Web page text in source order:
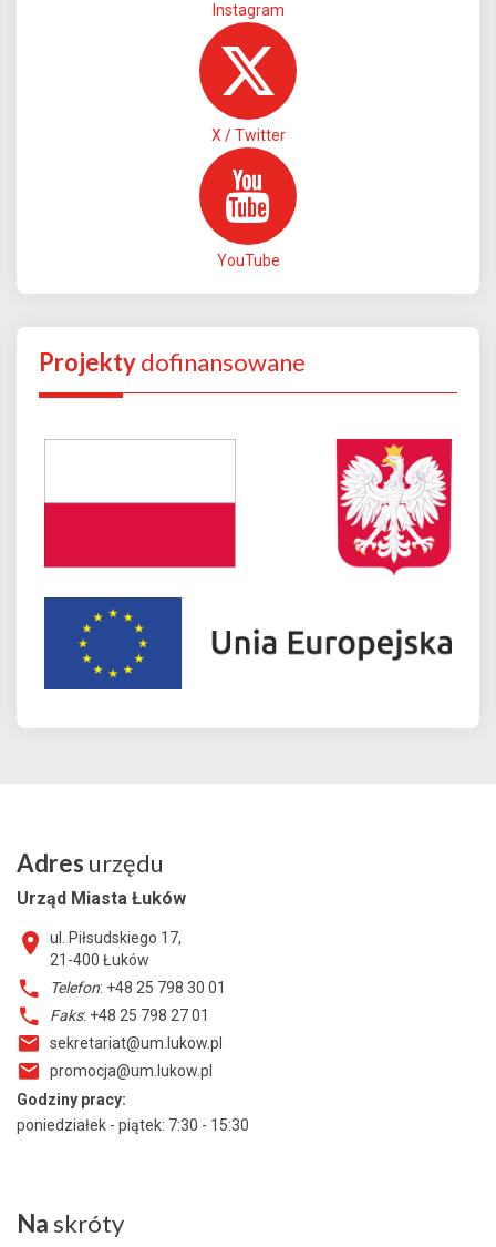
Instagram
X / Twitter
YouTube
Projektydofinansowane
Adres urzędu
Urząd Miasta Łuków
ul. Piłsudskiego 17,
21-400 Łuków
Telefon: +48 25 798 30 01
Faks: +48 25 798 27 01
sekretariat@um.lukow.pl
promocja@um.lukow.pl
Godziny pracy:
poniedziałek - piątek: 7:30 - 15:30
Na skróty